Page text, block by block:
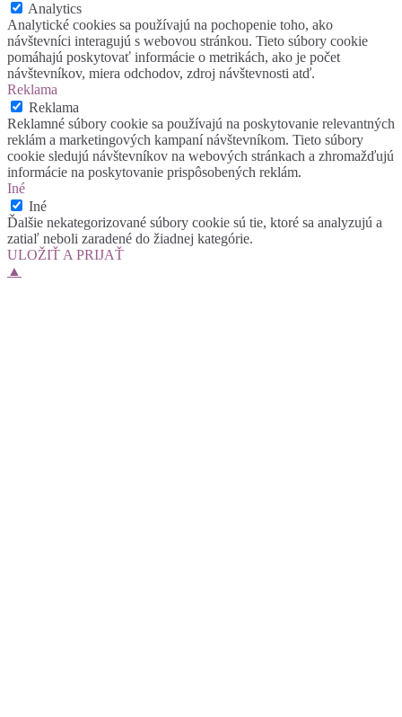
Analytics
Analytické cookies sa používajú na pochopenie toho, ako
návštevníci interagujú s webovou stránkou. Tieto súbory cookie
pomáhajú poskytovať informácie o metrikách, ako je počet
návštevníkov, miera odchodov, zdroj návštevnosti atď.
Reklama
Reklama
Reklamné súbory cookie sa používajú na poskytovanie relevantných
reklám a marketingových kampaní návštevníkom. Tieto súbory
cookie sledujú návštevníkov na webových stránkach a zhromažďujú
informácie na poskytovanie prispôsobených reklám.
Iné
Iné
Ďalšie nekategorizované súbory cookie sú tie, ktoré sa analyzujú a
zatiaľ neboli zaradené do žiadnej kategórie.
ULOŽIŤ A PRIJAŤ
▲